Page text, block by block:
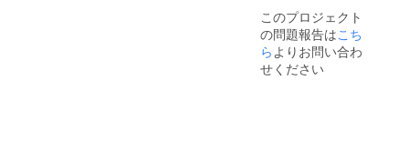
武蔵野」
は、高齢者
向けの介
https://
paplus.j
p/about/
をご参
照くだ
このプロジェクト
の問題報告はこち
らよりお問い合わ
せください